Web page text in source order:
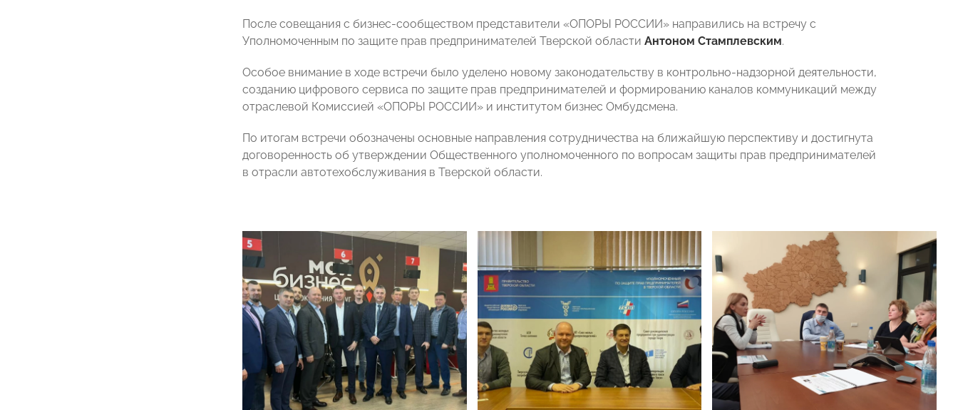
После совещания с бизнес-сообществом представители «ОПОРЫ РОССИИ» направились на встречу с
Уполномоченным по защите прав предпринимателей Тверской области Антоном Стамплевским.
Особое внимание в ходе встречи было уделено новому законодательству в контрольно-надзорной деятельности,
созданию цифрового сервиса по защите прав предпринимателей и формированию каналов коммуникаций между
отраслевой Комиссией «ОПОРЫ РОССИИ» и институтом бизнес Омбудсмена.
По итогам встречи обозначены основные направления сотрудничества на ближайшую перспективу и достигнута
договоренность об утверждении Общественного уполномоченного по вопросам защиты прав предпринимателей
в отрасли автотехобслуживания в Тверской области.